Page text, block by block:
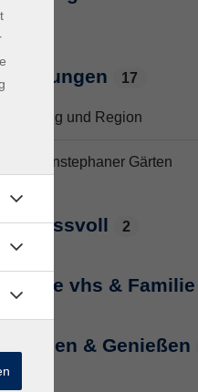
Führungen 17
Freising und Region
Weihenstephaner Gärten
genussvoll 2
Junge vhs & Familie
Kochen & Genießen